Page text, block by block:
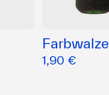
Farbwalze
1,90 €